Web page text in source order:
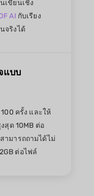
เขียนเชิง
AI กับเรียง
จริงได้
แบบ
ครั้ง และให้
สุด 10MB ต่อ
ามารถถามได้ไม่
ต่อไฟล์